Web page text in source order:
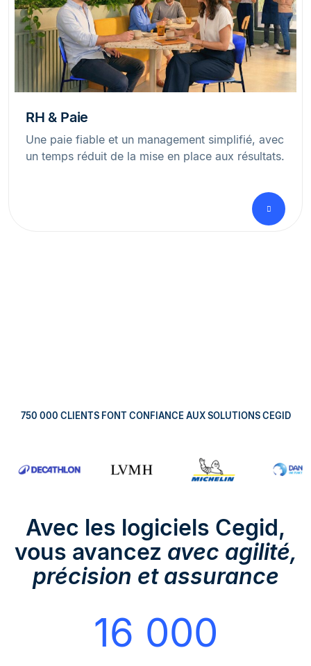
RH & Paie
Une paie fiable et un management simplifié, avec
un temps réduit de la mise en place aux résultats.
750 000 CLIENTS FONT CONFIANCE AUX SOLUTIONS CEGID
Avec les logiciels Cegid,
vous avancez avec agilité,
précision et assurance
16 000